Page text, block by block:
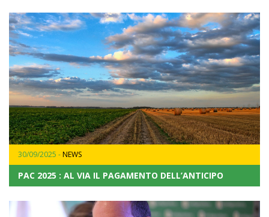
30/09/2025 -NEWS
PAC 2025 : AL VIA IL PAGAMENTO DELL’ANTICIPO